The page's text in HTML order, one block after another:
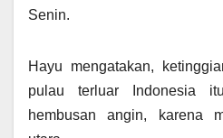
Senin.
Hayu mengatakan,
pulau terluar Indonesia
hembusan angin, karena